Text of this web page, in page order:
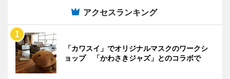
アクセスランキング
「カワスイ」でオリジナルマスクのワークシ
ョップ 「かわさきジャズ」とのコラボで